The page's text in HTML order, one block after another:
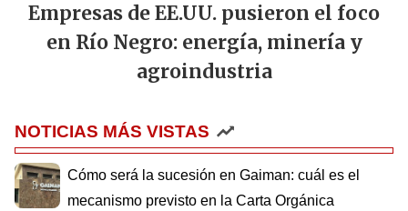
Empresas de EE.UU. pusieron el foco
en Río Negro: energía, minería y
agroindustria
NOTICIAS MÁS VISTAS
Cómo será la sucesión en Gaiman: cuál es el
mecanismo previsto en la Carta Orgánica